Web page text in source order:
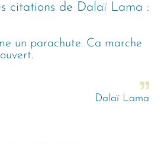
citations de Dalaï Lama :
un parachute. Ca marche
Dalaï Lama